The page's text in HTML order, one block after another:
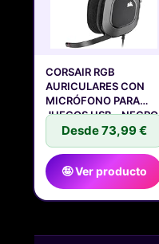
CORSAIR RGB
AURICULARES CON
MICRÓFONO PARA
JUEGOS USB - NEGRO
Desde 73,99 €
🤪 Ver producto